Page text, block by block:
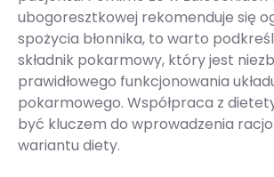
ubogoresztkowej rekomenduje się
spożycia błonnika, to warto
składnik pokarmowy, który jest
prawidłowego funkcjonowania
pokarmowego. Współpraca z
być kluczem do wprowadzenia
wariantu diety.